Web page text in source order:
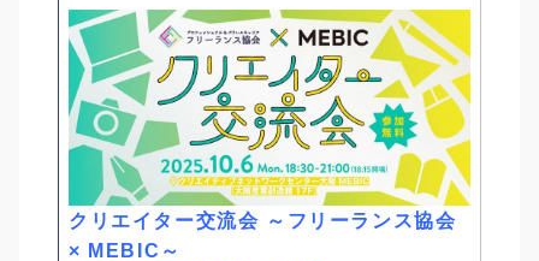
クリエイター交流会 ～フリーランス協会
× MEBIC～